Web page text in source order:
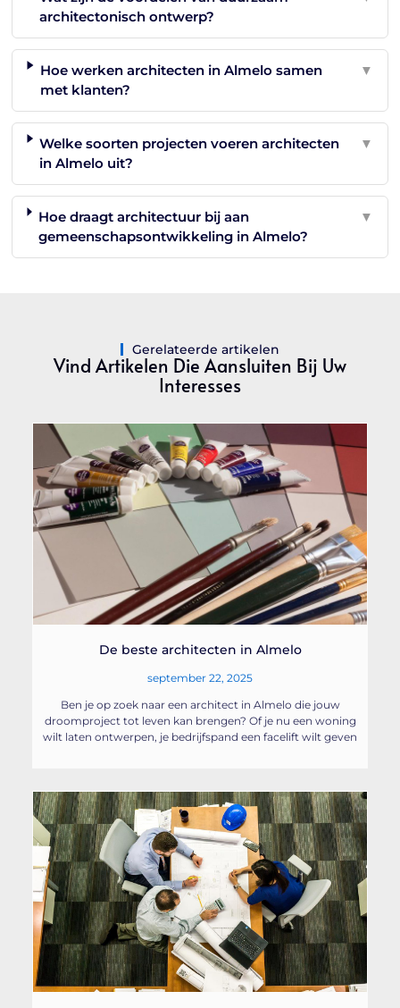
architectonisch ontwerp?
Hoe werken architecten in Almelo samen
met klanten?
▼
Welke soorten projecten voeren architecten
in Almelo uit?
▼
Hoe draagt architectuur bij aan
gemeenschapsontwikkeling in Almelo?
▼
Gerelateerde artikelen
Vind Artikelen Die Aansluiten Bij Uw
Interesses
De beste architecten in Almelo
september 22, 2025
Ben je op zoek naar een architect in Almelo die jouw
droomproject tot leven kan brengen? Of je nu een woning
wilt laten ontwerpen, je bedrijfspand een facelift wilt geven